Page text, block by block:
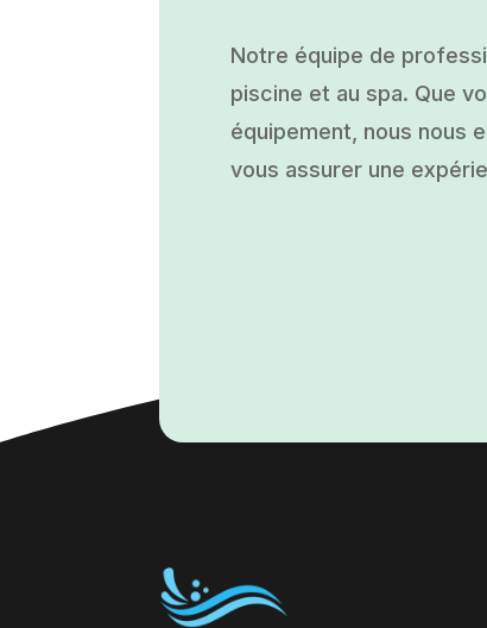
Notre équipe de
piscine et au spa. Que
équipement, nous nous
vous assurer une